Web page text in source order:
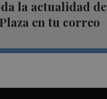
la actualidad de
en tu correo